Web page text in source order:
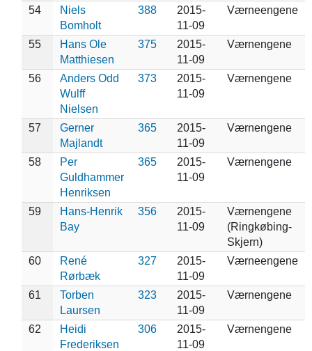
54
Niels
Bomholt
388
2015-
11-09
Værneengene
55
Hans Ole
Matthiesen
375
2015-
11-09
Værnengene
56
Anders Odd
Wulff
Nielsen
373
2015-
11-09
Værnengene
57
Gerner
Majlandt
365
2015-
11-09
Værnengene
58
Per
Guldhammer
Henriksen
365
2015-
11-09
Værnengene
59
Hans-Henrik
Bay
356
2015-
11-09
Værnengene
(Ringkøbing-
Skjern)
60
René
Rørbæk
327
2015-
11-09
Værneengene
61
Torben
Laursen
323
2015-
11-09
Værnengene
62
Heidi
Frederiksen
306
2015-
11-09
Værnengene